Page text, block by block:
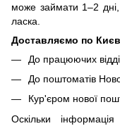
може займати 1–2
ласка.
Доставляємо по
До працюючих
До поштоматів
Кур'єром нової
Оскільки